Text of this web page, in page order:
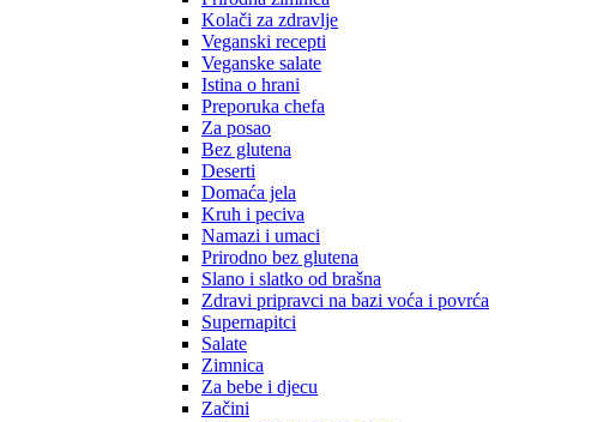
Kolači za zdravlje
Veganski recepti
Veganske salate
Istina o hrani
Preporuka chefa
Za posao
Bez glutena
Deserti
Domaća jela
Kruh i peciva
Namazi i umaci
Prirodno bez glutena
Slano i slatko od brašna
Zdravi pripravci na bazi voća i povrća
Supernapitci
Salate
Zimnica
Za bebe i djecu
Začini